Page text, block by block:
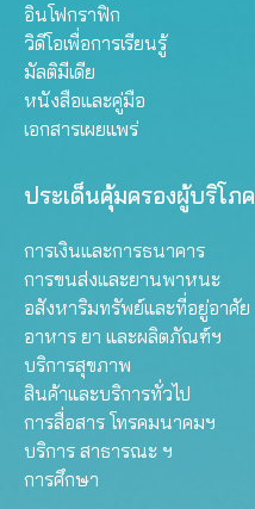
อินโฟกราฟิก
วิดีโอเพื่อการเรียนรู้
มัลติมีเดีย
หนังสือและคู่มือ
เอกสารเผยแพร่
ประเด็นคุ้มครองผู้บริโภค
การเงินและการธนาคาร
การขนส่งและยานพาหนะ
อสังหาริมทรัพย์และที่อยู่อาศัย
อาหาร ยา และผลิตภัณฑ์ฯ
บริการสุขภาพ
สินค้าและบริการทั่วไป
การสื่อสาร โทรคมนาคมฯ
บริการ สาธารณะ ฯ
การศึกษา